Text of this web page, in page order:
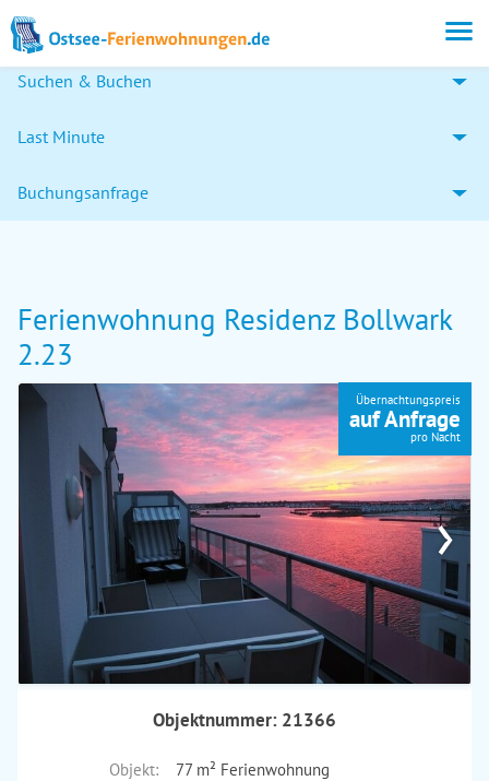
Suchen & Buchen
Last Minute
Buchungsanfrage
Ferienwohnung Residenz Bollwark
2.23
›
Übernachtungspreis
auf Anfrage
pro Nacht
Objektnummer: 21366
Objekt:
77 m² Ferienwohnung